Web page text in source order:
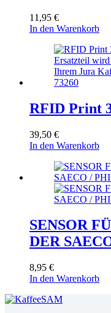
11,95 €
In den Warenkorb
RFID Print
39,50 €
In den Warenkorb
SENSOR
DER
8,95 €
In den Warenkorb